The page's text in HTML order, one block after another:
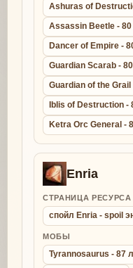
Ashuras of
Assassin Beetle -
Dancer of Empire -
Guardian Scarab -
Guardian of the Grail
Iblis of Destruction -
Ketra Orc General -
Enria
СТРАНИЦА РЕСУРСА
спойл Enria - spoil
МОБЫ
Tyrannosaurus - 87